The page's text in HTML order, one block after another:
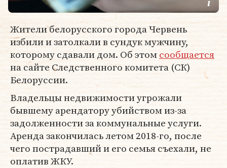
Жители белорусского города Червень
избили и затолкали в сундук мужчину,
которому сдавали дом. Об этомсообщается
на сайте Следственного комитета (СК)
Белоруссии.
Владельцы недвижимости угрожали
бывшему арендатору убийством из-за
задолженности за коммунальные услуги.
Аренда закончилась летом 2018-го, после
чего пострадавший и его семья съехали, не
оплатив ЖКУ.